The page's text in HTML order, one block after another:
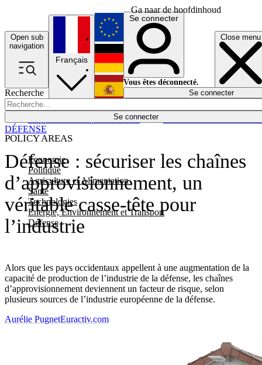
Ga naar de hoofdinhoud
Open sub
navigation
Close menu
Recherche
Se connecter
POLICY AREAS
Economie
Politique
Agriculture et Alimentation
Santé
Technologies
Energie, Environnement et Transport
Défense
Économie
Français
English
Deutsch
Español
Se connecter
Vous êtes déconnecté.
Se connecter
Défense : sécuriser les chaînes
d’approvisionnement, un
véritable casse-tête pour
l’industrie
Alors que les pays occidentaux appellent à une augmentation de la
capacité de production de l’industrie de la défense, les chaînes
d’approvisionnement deviennent un facteur de risque, selon
plusieurs sources de l’industrie européenne de la défense.
DÉFENSE
Aurélie PugnetEuractiv.com